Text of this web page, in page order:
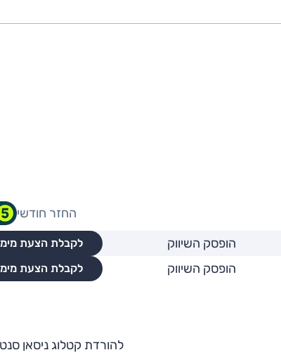
החזר חודשי
הופסק השיווק לקבלת הצעת
הופסק השיווק לקבלת הצעת
להורדת קטלוג ניסאן